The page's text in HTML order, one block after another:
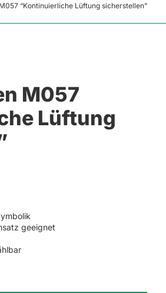
“Kontinuierliche Lüftung sicherstellen”
M057
Lüftung
geeignet